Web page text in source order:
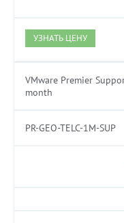
УЗНАТЬ ЦЕНУ
VMware Premier
month
PR-GEO-TELC-1M-SUP